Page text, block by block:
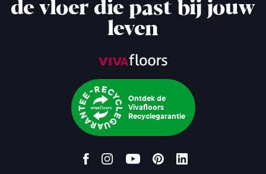
de vloer die past bij jouw
leven
Ontdek de
Vivafloors
Recyclegarantie